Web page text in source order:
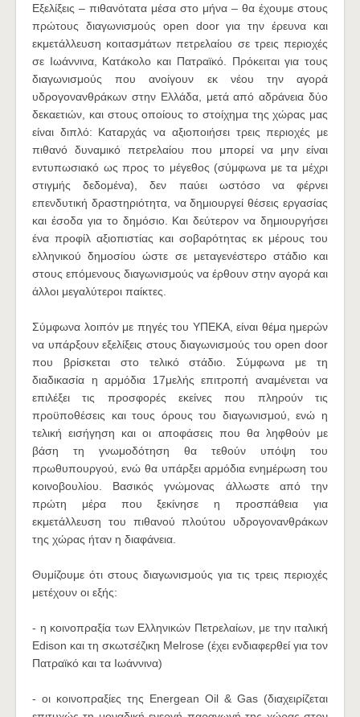
Εξελίξεις – πιθανότατα μέσα στο μήνα – θα έχουμε στους
πρώτους διαγωνισμούς open door για την έρευνα και
εκμετάλλευση κοιτασμάτων πετρελαίου σε τρεις περιοχές
σε Ιωάννινα, Κατάκολο και Πατραϊκό. Πρόκειται για τους
διαγωνισμούς που ανοίγουν εκ νέου την αγορά
υδρογονανθράκων στην Ελλάδα, μετά από αδράνεια δύο
δεκαετιών, και στους οποίους το στοίχημα της χώρας μας
είναι διπλό: Καταρχάς να αξιοποιήσει τρεις περιοχές με
πιθανό δυναμικό πετρελαίου που μπορεί να μην είναι
εντυπωσιακό ως προς το μέγεθος (σύμφωνα με τα μέχρι
στιγμής δεδομένα), δεν παύει ωστόσο να φέρνει
επενδυτική δραστηριότητα, να δημιουργεί θέσεις εργασίας
και έσοδα για το δημόσιο. Και δεύτερον να δημιουργήσει
ένα προφίλ αξιοπιστίας και σοβαρότητας εκ μέρους του
ελληνικού δημοσίου ώστε σε μεταγενέστερο στάδιο και
στους επόμενους διαγωνισμούς να έρθουν στην αγορά και
άλλοι μεγαλύτεροι παίκτες.
Σύμφωνα λοιπόν με πηγές του ΥΠΕΚΑ, είναι θέμα ημερών
να υπάρξουν εξελίξεις στους διαγωνισμούς του open door
που βρίσκεται στο τελικό στάδιο. Σύμφωνα με τη
διαδικασία η αρμόδια 17μελής επιτροπή αναμένεται να
επιλέξει τις προσφορές εκείνες που πληρούν τις
προϋποθέσεις και τους όρους του διαγωνισμού, ενώ η
τελική εισήγηση και οι αποφάσεις που θα ληφθούν με
βάση τη γνωμοδότηση θα τεθούν υπόψη του
πρωθυπουργού, ενώ θα υπάρξει αρμόδια ενημέρωση του
κοινοβουλίου. Βασικός γνώμονας άλλωστε από την
πρώτη μέρα που ξεκίνησε η προσπάθεια για
εκμετάλλευση του πιθανού πλούτου υδρογονανθράκων
της χώρας ήταν η διαφάνεια.
Θυμίζουμε ότι στους διαγωνισμούς για τις τρεις περιοχές
μετέχουν οι εξής:
- η κοινοπραξία των Ελληνικών Πετρελαίων, με την ιταλική
Edison και τη σκωτσέζικη Melrose (έχει ενδιαφερθεί για τον
Πατραϊκό και τα Ιωάννινα)
- οι κοινοπραξίες της Energean Oil & Gas (διαχειρίζεται